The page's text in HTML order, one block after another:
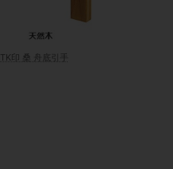
TK印 桑 舟底引手